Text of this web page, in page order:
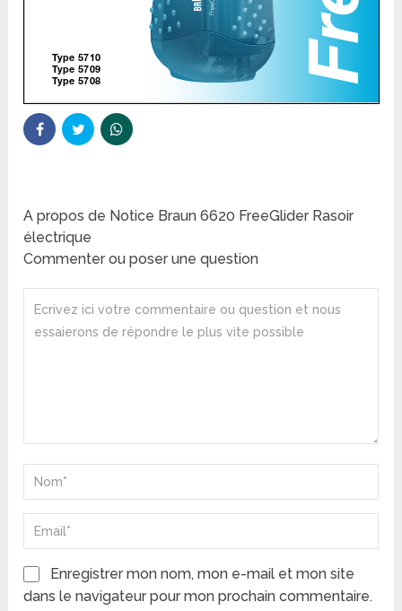
A propos de Notice Braun 6620 FreeGlider Rasoir
électrique
Commenter ou poser une question
Enregistrer mon nom, mon e-mail et mon site
dans le navigateur pour mon prochain commentaire.